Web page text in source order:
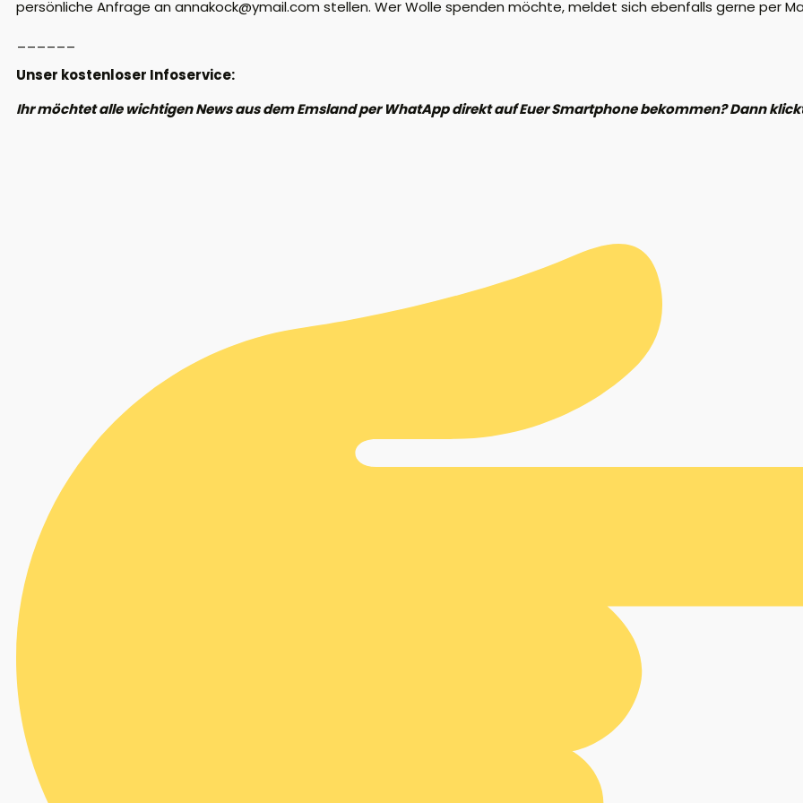
persönliche Anfrage an annakock@ymail.com stellen. Wer Wolle spenden möchte, meldet sich ebenfalls gerne per
Unser kostenloser Infoservice:
Ihr möchtet alle wichtigen News aus dem Emsland per WhatApp direkt auf Euer Smartphone bekommen? Dann